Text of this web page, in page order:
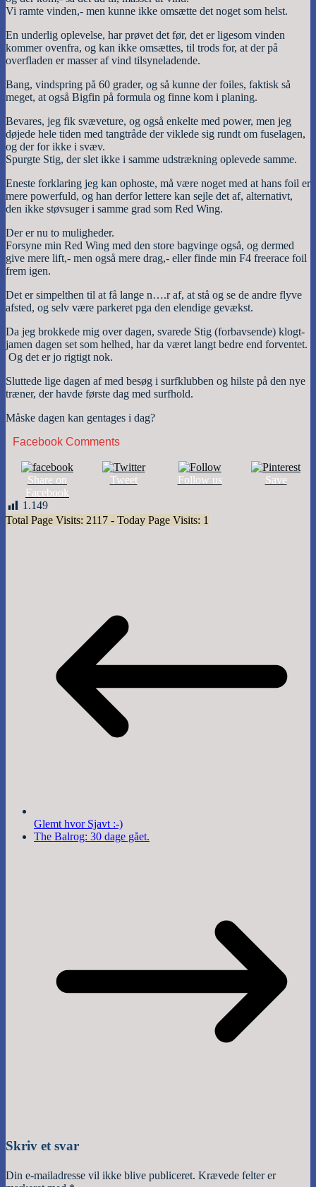
Vi ramte vinden,- men kunne ikke omsætte det noget som helst.
En underlig oplevelse, har prøvet det før, det er ligesom vinden
kommer ovenfra, og kan ikke omsættes, til trods for, at der på
overfladen er masser af vind tilsyneladende.
Bang, vindspring på 60 grader, og så kunne der foiles, faktisk så
meget, at også Bigfin på formula og finne kom i planing.
Bevares, jeg fik svæveture, og også enkelte med power, men jeg
døjede hele tiden med tangtråde der viklede sig rundt om fuselagen,
og der for ikke i svæv.
Spurgte Stig, der slet ikke i samme udstrækning oplevede samme.
Eneste forklaring jeg kan ophoste, må være noget med at hans foil er
mere powerfuld, og han derfor lettere kan sejle det af, alternativt,
den ikke støvsuger i samme grad som Red Wing.
Der er nu to muligheder.
Forsyne min Red Wing med den store bagvinge også, og dermed
give mere lift,- men også mere drag,- eller finde min F4 freerace foil
frem igen.
Det er simpelthen til at få lange n….r af, at stå og se de andre flyve
afsted, og selv være parkeret pga den elendige gevækst.
Da jeg brokkede mig over dagen, svarede Stig (forbavsende) klogt-
jamen dagen set som helhed, har da været langt bedre end forventet.
Og det er jo rigtigt nok.
Sluttede lige dagen af med besøg i surfklubben og hilste på den nye
træner, der havde første dag med surfhold.
Måske dagen kan gentages i dag?
Facebook Comments
Share on
Facebook
Tweet Follow us Save
1.149
Total Page Visits: 2117 - Today Page Visits: 1
Glemt hvor Sjavt :-)
The Balrog: 30 dage gået.
Skriv et svar
Din e-mailadresse vil ikke blive publiceret. Krævede felter er